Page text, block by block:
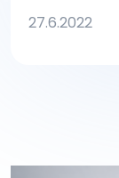
27.6.2022